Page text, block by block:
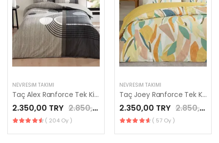
NEVRESIM TAKIMI
Taç Alex Ranforce Tek Kişilik Nevresim Takımı Gri
2.350,00 TRY 2.850,00 TRY
( 204 Oy )
NEVRESIM TAKIMI
Taç Joey Ranforce Tek Kişilik Nevresim Takımı Turuncu
2.350,00 TRY 2.850,00 TRY
( 57 Oy )